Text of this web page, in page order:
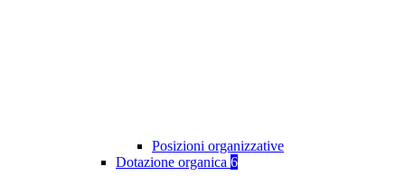
Posizioni organizzative
Dotazione organica 6